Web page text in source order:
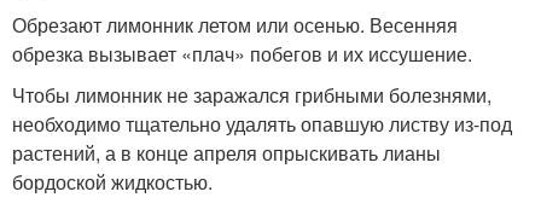
Обрезают лимонник летом или осенью. Весенняя
обрезка вызывает «плач» побегов и их иссушение.
Чтобы лимонник не заражался грибными болезнями,
необходимо тщательно удалять опавшую листву из-под
растений, а в конце апреля опрыскивать лианы
бордоской жидкостью.